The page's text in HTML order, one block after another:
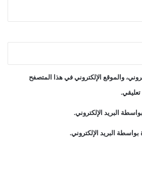
والموقع الإلكتروني في هذا المتصفح
تعليقي.
البريد الإلكتروني.
البريد الإلكتروني.